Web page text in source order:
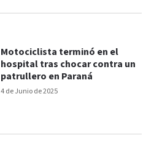
4 de Junio de 2025
Motociclista terminó en el
hospital tras chocar contra un
patrullero en Paraná